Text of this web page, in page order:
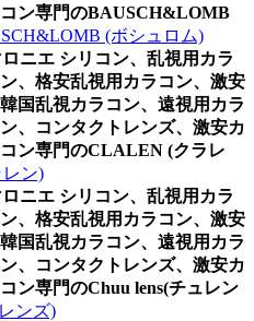
ン専門のBAUSCH&LOMB
(ボシュロム)
ニエ シリコン、乱視用カラ
、格安乱視用カラコン、激安
国乱視カラコン、遠視用カラ
、コンタクトレンズ、激安カ
ン専門のCLALEN (クラレ
ン)
ニエ シリコン、乱視用カラ
、格安乱視用カラコン、激安
国乱視カラコン、遠視用カラ
、コンタクトレンズ、激安カ
ン専門のChuu lens(チュレン
ンズ)